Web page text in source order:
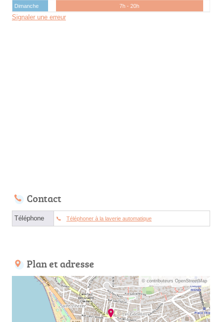
Dimanche
7h - 20h
Signaler une erreur
Contact
Téléphone Téléphoner à la laverie automatique
Plan et adresse
© contributeurs OpenStreetMap